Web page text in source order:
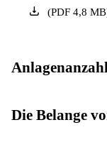
(PDF4,8 MB
Die Belange